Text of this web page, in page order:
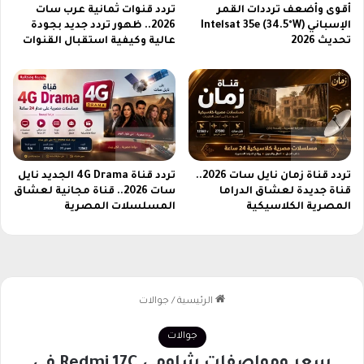
أقوى وأضعف ترددات القمر
الإسباني Intelsat 35e (34.5°W)
تحديث 2026
تردد قنوات ثمانية عرب سات
2026.. ظهور تردد جديد بجودة
عالية وكيفية استقبال القنوات
تردد قناة زمان نايل سات 2026..
قناة جديدة لعشاق الدراما
المصرية الكلاسيكية
تردد قناة 4G Drama الجديد نايل
سات 2026.. قناة مجانية لعشاق
المسلسلات المصرية